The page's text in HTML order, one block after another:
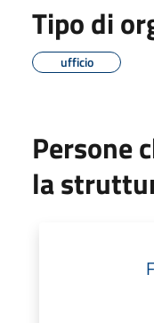
Tipo di
ufficio
Persone
la